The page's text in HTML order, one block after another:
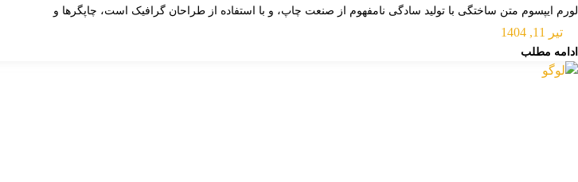
لورم ایپسوم متن ساختگی با تولید سادگی نامفهوم از صنعت چاپ، و با استفاده از طراحان گرافیک است، چاپگرها و
تیر 11, 1404
ادامه مطلب